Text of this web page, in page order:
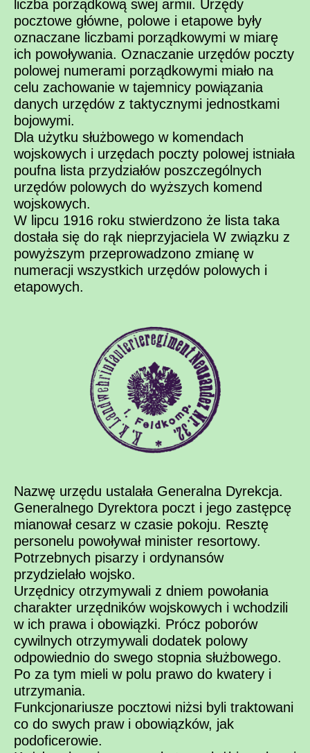
Nazwę urzędu ustalała Generalna Dyrekcja.
Generalnego Dyrektora poczt i jego zastępcę
mianował cesarz w czasie pokoju. Resztę
personelu powoływał minister resortowy.
Potrzebnych pisarzy i ordynansów
przydzielało wojsko.
Urzędnicy otrzymywali z dniem powołania
charakter urzędników wojskowych i wchodzili
w ich prawa i obowiązki. Prócz poborów
cywilnych otrzymywali dodatek polowy
odpowiednio do swego stopnia służbowego.
Po za tym mieli w polu prawo do kwatery i
utrzymania.
Funkcjonariusze pocztowi niżsi byli traktowani
co do swych praw i obowiązków, jak
podoficerowie.
liczba porządkową swej armii. Urzędy
pocztowe główne, polowe i etapowe były
oznaczane liczbami porządkowymi w miarę
ich powoływania. Oznaczanie urzędów poczty
polowej numerami porządkowymi miało na
celu zachowanie w tajemnicy powiązania
danych urzędów z taktycznymi jednostkami
bojowymi.
Dla użytku służbowego w komendach
wojskowych i urzędach poczty polowej istniała
poufna lista przydziałów poszczególnych
urzędów polowych do wyższych komend
wojskowych.
W lipcu 1916 roku stwierdzono że lista taka
dostała się do rąk nieprzyjaciela W związku z
powyższym przeprowadzono zmianę w
numeracji wszystkich urzędów polowych i
etapowych.